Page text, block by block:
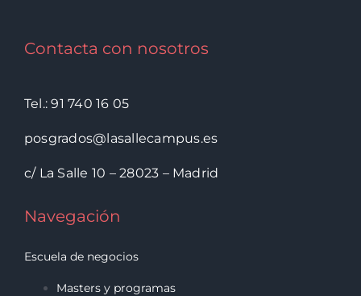
Contacta con nosotros
Tel.: 91 740 16 05
posgrados@lasallecampus.es
c/ La Salle 10 – 28023 – Madrid
Navegación
Escuela de negocios
Masters y programas